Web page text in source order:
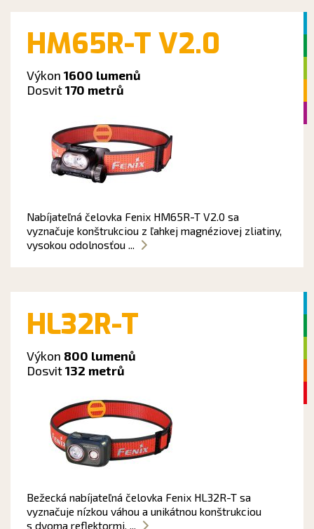
HM65R-T V2.0
Výkon 1600 lumenů
Dosvit170 metrů
Nabíjateľná čelovka Fenix HM65R-T V2.0 sa
vyznačuje konštrukciou z ľahkej magnéziovej zliatiny,
vysokou odolnosťou ...
HL32R-T
Výkon 800 lumenů
Dosvit132 metrů
Bežecká nabíjateľná čelovka Fenix HL32R-T sa
vyznačuje nízkou váhou a unikátnou konštrukciou
s dvoma reflektormi. ...